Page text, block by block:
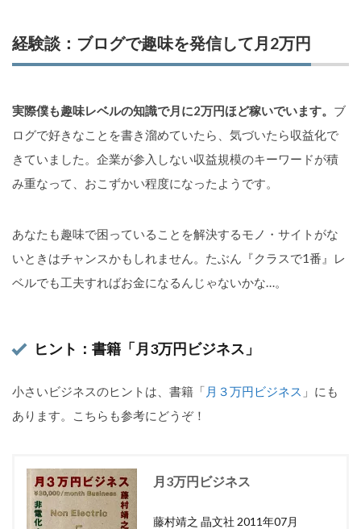
経験談：ブログで趣味を発信して月2万円
実際僕も趣味レベルの知識で月に2万円ほど稼いでいます。 ブ
ログで好きなことを書き溜めていたら、気づいたら収益化で
きていました。企業が参入しない収益規模のキーワードが積
み重なって、おこずかい程度になったようです。
あなたも趣味で困っていることを解決するモノ・サイトがな
いときはチャンスかもしれません。たぶん『クラスで1番』レ
ベルでも工夫すればお金になるんじゃないかな…。
ヒント：書籍「月3万円ビジネス」
小さいビジネスのヒントは、書籍「 月３万円ビジネス 」にも
あります。こちらも参考にどうぞ！
月3万円ビジネス
藤村靖之 晶文社 2011年07月